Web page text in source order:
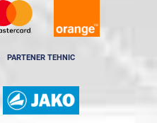
PARTENER TEHNIC